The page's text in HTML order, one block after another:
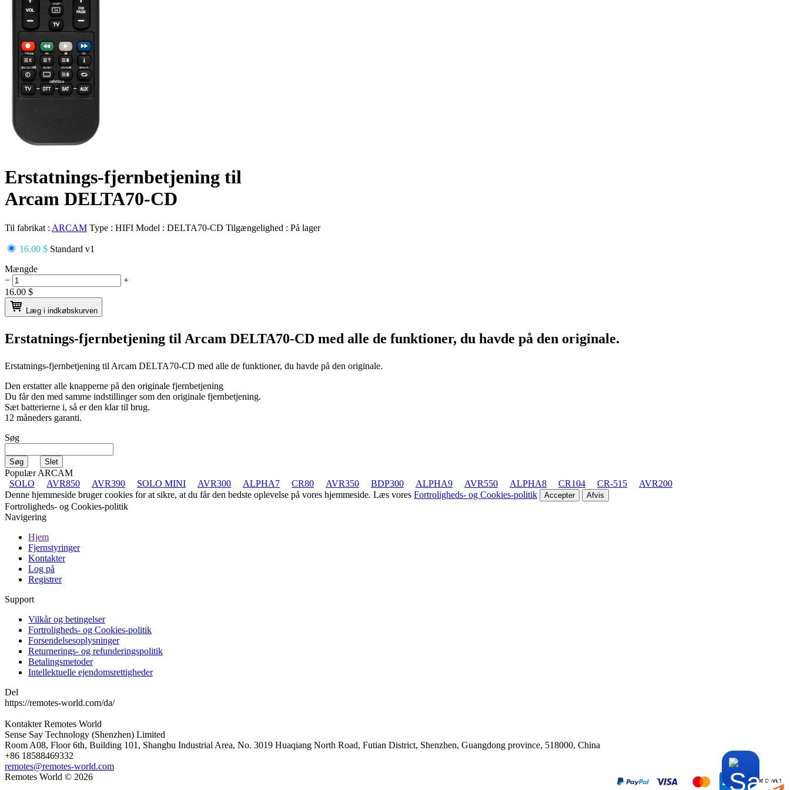
Erstatnings-fjernbetjening til
Arcam DELTA70-CD
Til fabrikat : ARCAM Type : HIFI Model : DELTA70-CD Tilgængelighed : På lager
16.00 $ Standard v1
Mængde
−
+
16.00 $
Læg i indkøbskurven
Erstatnings-fjernbetjening til Arcam DELTA70-CD med alle de funktioner, du havde på den originale.
Erstatnings-fjernbetjening til Arcam DELTA70-CD med alle de funktioner, du havde på den originale.
Den erstatter alle knapperne på den originale fjernbetjening
Du får den med samme indstillinger som den originale fjernbetjening.
Sæt batterierne i, så er den klar til brug.
12 måneders garanti.
Søg
Populær ARCAM
SOLO
AVR850 AVR390 SOLO MINI AVR300 ALPHA7 CR80 AVR350 BDP300 ALPHA9 AVR550 ALPHA8 CR104 CR-515
AVR200
Denne hjemmeside bruger cookies for at sikre, at du får den bedste oplevelse på vores hjemmeside. Læs vores Fortroligheds- og Cookies-politik Accepter Afvis
Fortroligheds- og Cookies-politik
Navigering
Hjem
Fjernstyringer
Kontakter
Log på
Registrer
Support
Vilkår og betingelser
Fortroligheds- og Cookies-politik
Forsendelsesoplysninger
Returnerings- og refunderingspolitik
Betalingsmetoder
Intellektuelle ejendomsrettigheder
Del
https://remotes-world.com/da/
Kontakter Remotes World
Sense Say Technology (Shenzhen) Limited
Room A08, Floor 6th, Building 101, Shangbu Industrial Area, No. 3019 Huaqiang North Road, Futian District, Shenzhen, Guangdong province, 518000, China
+86 18588469332
remotes@remotes-world.com
Remotes World © 2026